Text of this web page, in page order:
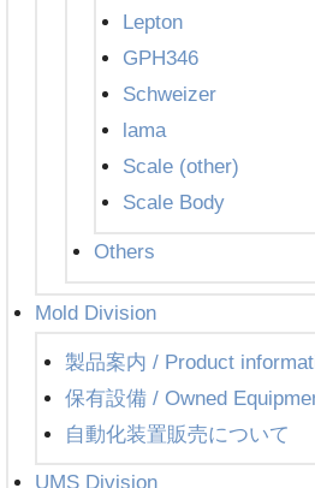
Lepton
GPH346
Schweizer
lama
Scale (other)
Scale Body
Others
Mold Division
製品案内 / Product
保有設備 / Owned
自動化装置販売について
UMS Division